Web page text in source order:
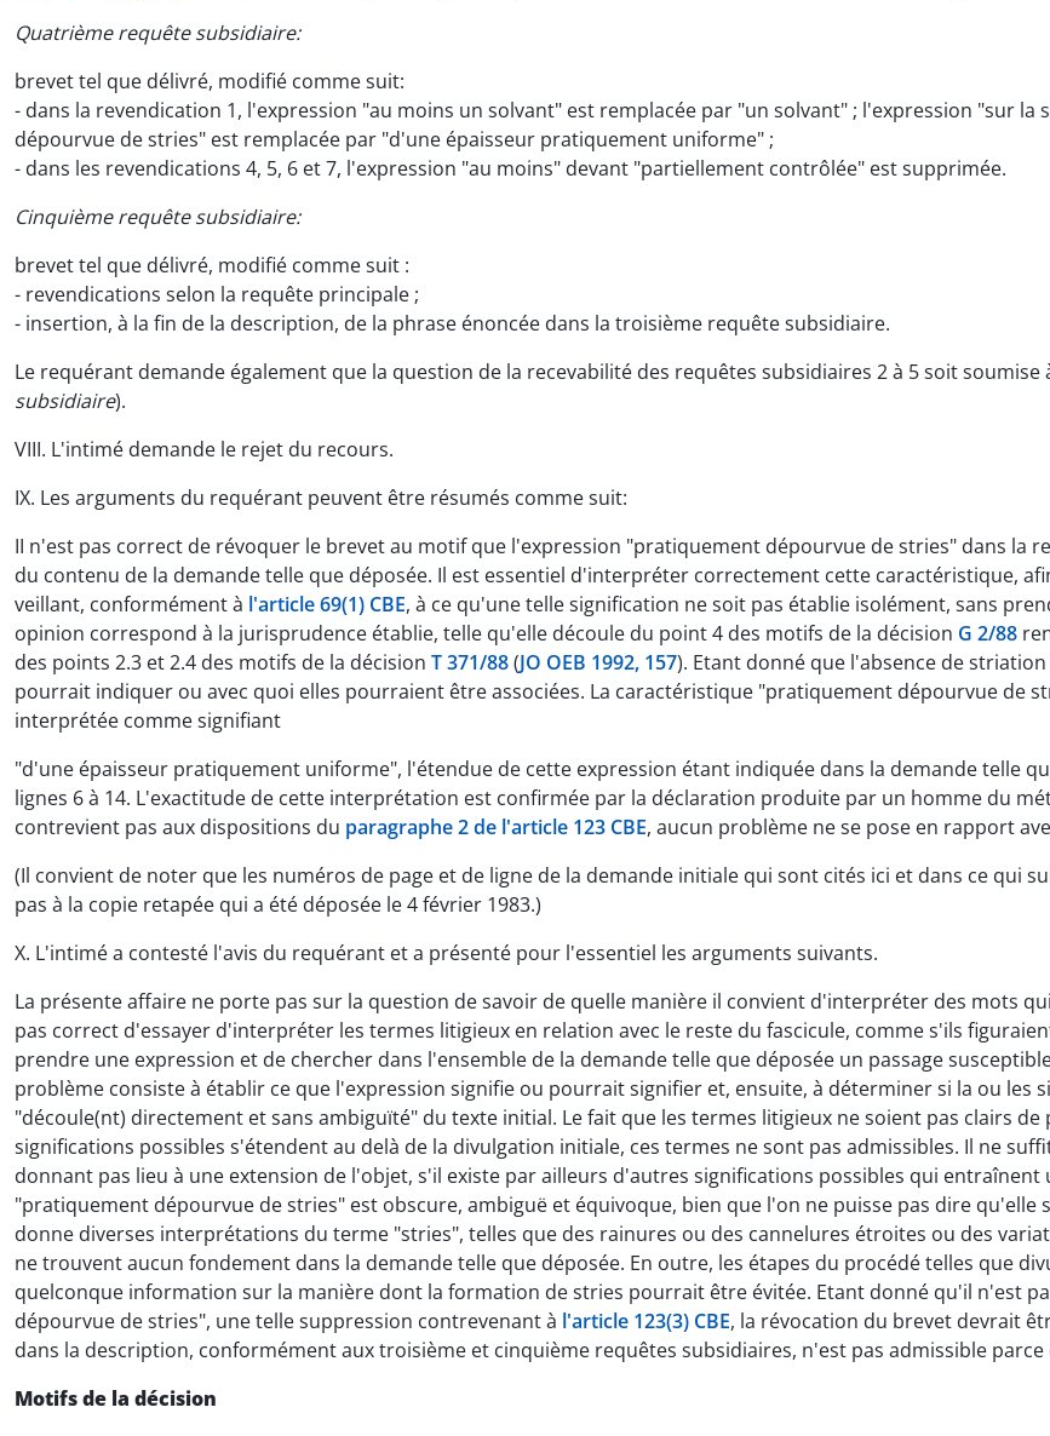
Quatrième requête subsidiaire:
brevet tel que délivré, modifié comme suit:
- dans la revendication 1, l'expression "au moins un solvant" est remplacée par "un solvant" ; l'expression "sur
dépourvue de stries" est remplacée par "d'une épaisseur pratiquement uniforme" ;
- dans les revendications 4, 5, 6 et 7, l'expression "au moins" devant "partiellement contrôlée" est supprimée.
Cinquième requête subsidiaire:
brevet tel que délivré, modifié comme suit :
- revendications selon la requête principale ;
- insertion, à la fin de la description, de la phrase énoncée dans la troisième requête subsidiaire.
Le requérant demande également que la question de la recevabilité des requêtes subsidiaires 2 à 5 soit soumise
subsidiaire).
VIII. L'intimé demande le rejet du recours.
IX. Les arguments du requérant peuvent être résumés comme suit:
II n'est pas correct de révoquer le brevet au motif que l'expression "pratiquement dépourvue de stries" dans la
du contenu de la demande telle que déposée. Il est essentiel d'interpréter correctement cette caractéristique,
veillant, conformément à l'article 69(1) CBE, à ce qu'une telle signification ne soit pas établie isolément, sans
opinion correspond à la jurisprudence établie, telle qu'elle découle du point 4 des motifs de la décision G 2/88
des points 2.3 et 2.4 des motifs de la décision T 371/88(JO OEB 1992, 157). Etant donné que l'absence de
pourrait indiquer ou avec quoi elles pourraient être associées. La caractéristique "pratiquement dépourvue de
interprétée comme signifiant
"d'une épaisseur pratiquement uniforme", l'étendue de cette expression étant indiquée dans la demande telle
lignes 6 à 14. L'exactitude de cette interprétation est confirmée par la déclaration produite par un homme du
contrevient pas aux dispositions du paragraphe 2 de l'article 123 CBE, aucun problème ne se pose en rapport
(Il convient de noter que les numéros de page et de ligne de la demande initiale qui sont cités ici et dans ce qui
pas à la copie retapée qui a été déposée le 4 février 1983.)
X. L'intimé a contesté l'avis du requérant et a présenté pour l'essentiel les arguments suivants.
La présente affaire ne porte pas sur la question de savoir de quelle manière il convient d'interpréter des mots
pas correct d'essayer d'interpréter les termes litigieux en relation avec le reste du fascicule, comme s'ils
prendre une expression et de chercher dans l'ensemble de la demande telle que déposée un passage
problème consiste à établir ce que l'expression signifie ou pourrait signifier et, ensuite, à déterminer si la ou les
"découle(nt) directement et sans ambiguïté" du texte initial. Le fait que les termes litigieux ne soient pas clairs
significations possibles s'étendent au delà de la divulgation initiale, ces termes ne sont pas admissibles. Il ne
donnant pas lieu à une extension de l'objet, s'il existe par ailleurs d'autres significations possibles qui
"pratiquement dépourvue de stries" est obscure, ambiguë et équivoque, bien que l'on ne puisse pas dire
donne diverses interprétations du terme "stries", telles que des rainures ou des cannelures étroites ou des
ne trouvent aucun fondement dans la demande telle que déposée. En outre, les étapes du procédé telles que
quelconque information sur la manière dont la formation de stries pourrait être évitée. Etant donné qu'il n'est
dépourvue de stries", une telle suppression contrevenant à l'article 123(3) CBE, la révocation du brevet devrait
dans la description, conformément aux troisième et cinquième requêtes subsidiaires, n'est pas admissible
Motifs de la décision